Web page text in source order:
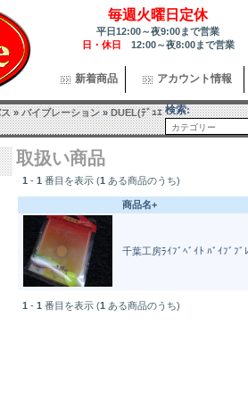
毎週火曜日定休
平日12:00～夜9:00まで営業
日・休日 12:00～夜8:00まで営業
新着商品 アカウント情報
»バイブレーション»DUEL(ﾃﾞｭｴ 検索:
取扱い商品
1 - 1 番目を表示 (1 ある商品のうち)
商品名+
千葉工房ﾗｲﾌﾞﾍﾞｲﾄ ﾊﾞｲﾌﾞﾌﾞ
1 - 1 番目を表示 (1 ある商品のうち)